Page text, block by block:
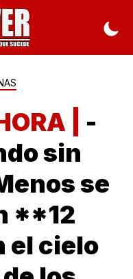
| -
sin
se
**12
el cielo